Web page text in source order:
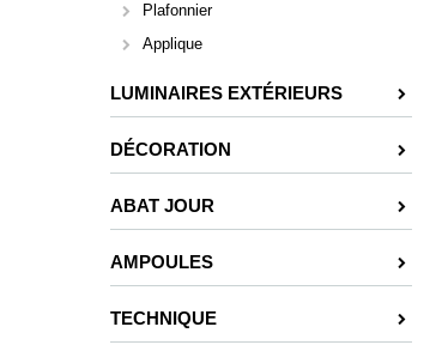
Plafonnier
Applique
LUMINAIRES EXTÉRIEURS
DÉCORATION
ABAT JOUR
AMPOULES
TECHNIQUE